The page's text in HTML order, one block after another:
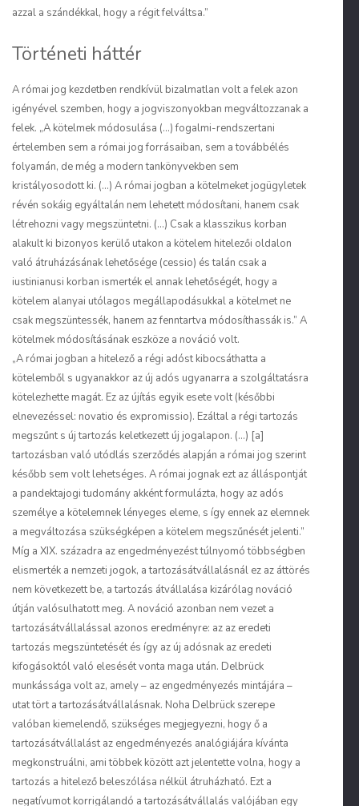
azzal a szándékkal, hogy a régit felváltsa.”
Történeti háttér
A római jog kezdetben rendkívül bizalmatlan volt a felek azon
igényével szemben, hogy a jogviszonyokban megváltozzanak a
felek. „A kötelmek módosulása (…) fogalmi-rendszertani
értelemben sem a római jog forrásaiban, sem a továbbélés
folyamán, de még a modern tankönyvekben sem
kristályosodott ki. (…) A római jogban a kötelmeket jogügyletek
révén sokáig egyáltalán nem lehetett módosítani, hanem csak
létrehozni vagy megszüntetni. (…) Csak a klasszikus korban
alakult ki bizonyos kerülő utakon a kötelem hitelezői oldalon
való átruházásának lehetősége (cessio) és talán csak a
iustinianusi korban ismerték el annak lehetőségét, hogy a
kötelem alanyai utólagos megállapodásukkal a kötelmet ne
csak megszüntessék, hanem az fenntartva módosíthassák is.” A
kötelmek módosításának eszköze a nováció volt.
„A római jogban a hitelező a régi adóst kibocsáthatta a
kötelemből s ugyanakkor az új adós ugyanarra a szolgáltatásra
kötelezhette magát. Ez az újítás egyik esete volt (későbbi
elnevezéssel: novatio és expromissio). Ezáltal a régi tartozás
megszűnt s új tartozás keletkezett új jogalapon. (…) [a]
tartozásban való utódlás szerződés alapján a római jog szerint
később sem volt lehetséges. A római jognak ezt az álláspontját
a pandektajogi tudomány akként formulázta, hogy az adós
személye a kötelemnek lényeges eleme, s így ennek az elemnek
a megváltozása szükségképen a kötelem megszűnését jelenti.”
Míg a XIX. századra az engedményezést túlnyomó többségben
elismerték a nemzeti jogok, a tartozásátvállalásnál ez az áttörés
nem következett be, a tartozás átvállalása kizárólag nováció
útján valósulhatott meg. A nováció azonban nem vezet a
tartozásátvállalással azonos eredményre: az az eredeti
tartozás megszüntetését és így az új adósnak az eredeti
kifogásoktól való elesését vonta maga után. Delbrück
munkássága volt az, amely – az engedményezés mintájára –
utat tört a tartozásátvállalásnak. Noha Delbrück szerepe
valóban kiemelendő, szükséges megjegyezni, hogy ő a
tartozásátvállalást az engedményezés analógiájára kívánta
megkonstruálni, ami többek között azt jelentette volna, hogy a
tartozás a hitelező beleszólása nélkül átruházható. Ezt a
negatívumot korrigálandó a tartozásátvállalás valójában egy